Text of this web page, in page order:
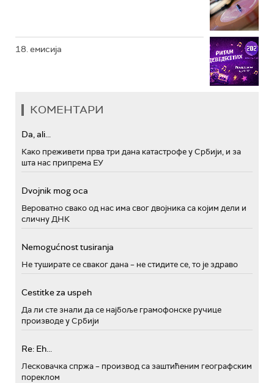
18. емисија
КОМЕНТАРИ
Da, ali...
Како преживети прва три дана катастрофе у Србији, и за
шта нас припрема ЕУ
Dvojnik mog oca
Вероватно свако од нас има свог двојника са којим дели и
сличну ДНК
Nemogućnost tusiranja
Не туширате се сваког дана – не стидите се, то је здраво
Cestitke za uspeh
Да ли сте знали да се најбоље грамофонске ручице
производе у Србији
Re: Eh...
Лесковачка спржа – производ са заштићеним географским
пореклом